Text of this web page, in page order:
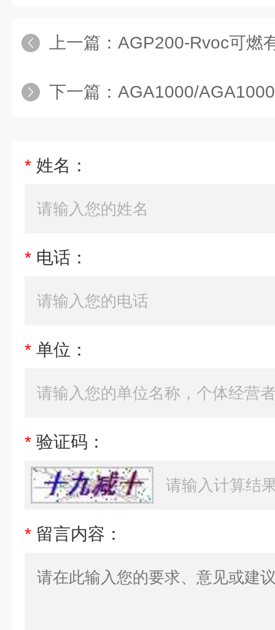
上一篇： AGP200-Rvoc可燃有机监
下一篇： AGA1000/AGA1000d防爆在线
* 姓名：
* 电话：
* 单位：
* 验证码：
* 留言内容：